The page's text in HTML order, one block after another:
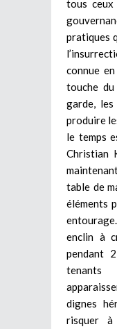
tous
pratiques
connue
touche
garde, les
produire
le temps
Christian
table de
éléments
enclin à
pendant
dignes
risquer